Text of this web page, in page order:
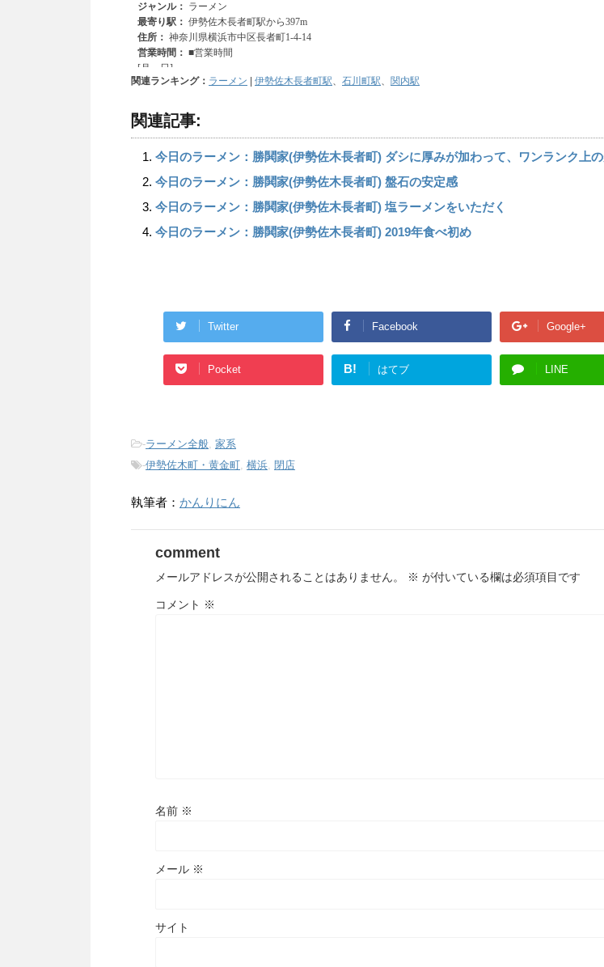
関連ランキング： ラーメン | 伊勢佐木長者町駅、 石川町駅、 関内駅
関連記事:
今日のラーメン：勝鬨家(伊勢佐木長者町) ダシに厚みが加わって、ワンランク上の
今日のラーメン：勝鬨家(伊勢佐木長者町) 盤石の安定感
今日のラーメン：勝鬨家(伊勢佐木長者町) 塩ラーメンをいただく
今日のラーメン：勝鬨家(伊勢佐木長者町) 2019年食べ初め
Twitter Facebook Google+
Pocket B! はてブ LINE
-ラーメン全般 家系
-伊勢佐木町・黄金町 横浜 閉店
執筆者： かんりにん
comment
メールアドレスが公開されることはありません。 ※ が付いている欄は必須項目です
コメント ※
名前 ※
メール ※
サイト